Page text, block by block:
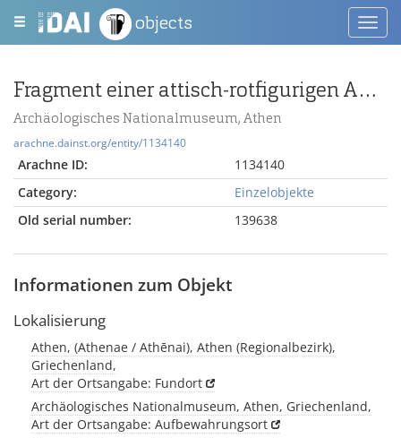
objects
Fragment einer attisch-rotfigurigen Amphora mit Hinterhuf eines Stieres
Archäologisches Nationalmuseum, Athen
arachne.dainst.org/entity/1134140
Arachne ID:
1134140
Category:
Einzelobjekte
Old serial number:
139638
Informationen zum Objekt
Lokalisierung
Athen, (Athenae / Athēnai), Athen (Regionalbezirk),
Griechenland,
Art der Ortsangabe: Fundort
Archäologisches Nationalmuseum, Athen, Griechenland,
Art der Ortsangabe: Aufbewahrungsort